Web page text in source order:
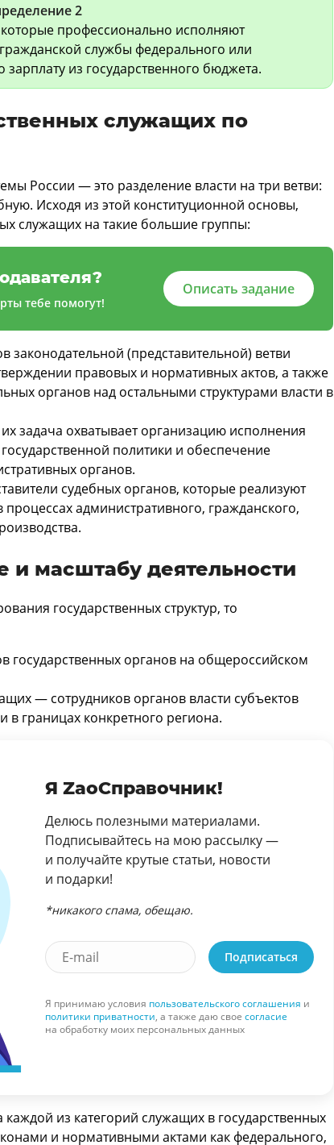
2
профессионально исполняют
службы федерального или
из государственного бюджета.
служащих по
России — это разделение власти на три ветви:
Исходя из этой конституционной основы,
служащих на такие большие группы:
тебе помогут!
Описать задание
законодательной (представительной) ветви
правовых и нормативных актов, а также
органов над остальными структурами власти в
задача охватывает организацию исполнения
политики и обеспечение
органов.
судебных органов, которые реализуют
административного, гражданского,
масштабу деятельности
государственных структур, то
органов на общероссийском
— сотрудников органов власти субъектов
границах конкретного региона.
Я ZaoСправочник!
Делюсь полезными материалами.
Подписывайтесь на мою рассылку —
и получайте крутые статьи, новости
и подарки!
*никакого спама, обещаю.
Подписаться
Я принимаю условия пользовательского соглашения и
политики приватности, а также даю свое согласие
на обработку моих персональных данных
из категорий служащих в государственных
и нормативными актами как федерального,